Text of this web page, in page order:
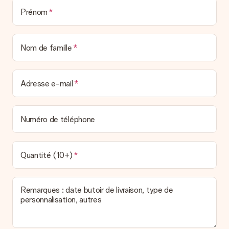
Prénom
Nom de famille
Adresse e-mail
Numéro de téléphone
Quantité (10+)
Remarques : date butoir de livraison, type de
personnalisation, autres